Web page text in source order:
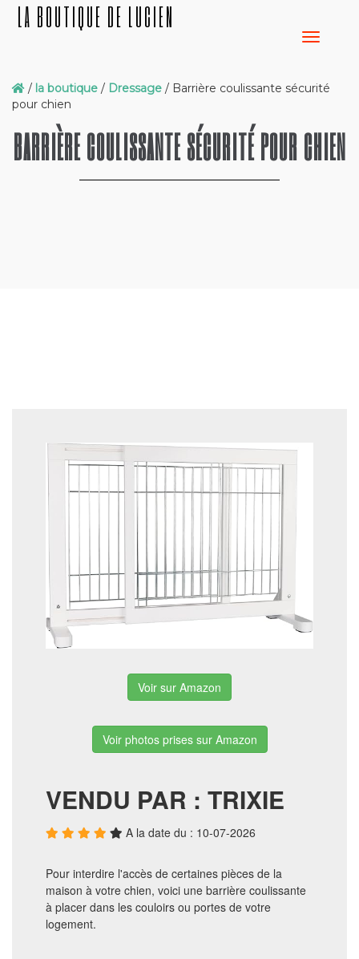
LA BOUTIQUE DE LUCIEN
/ la boutique / Dressage / Barrière coulissante sécurité
pour chien
BARRIÈRE COULISSANTE SÉCURITÉ POUR CHIEN
Voir sur Amazon
Voir photos prises sur Amazon
VENDU PAR : TRIXIE
A la date du : 10-07-2026
Pour interdire l'accès de certaines pièces de la
maison à votre chien, voici une barrière coulissante
à placer dans les couloirs ou portes de votre
logement.